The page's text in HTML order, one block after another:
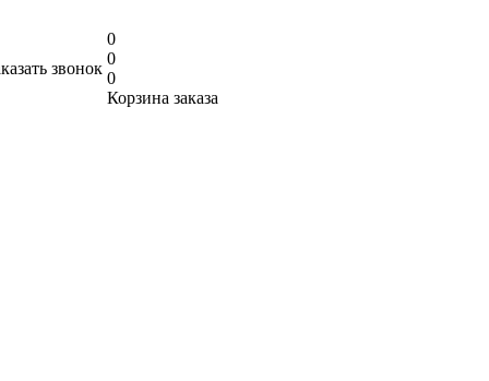
звонок
0
0
0
Корзина заказа